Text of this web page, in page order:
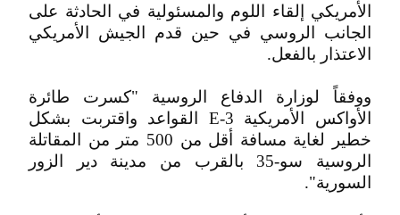
الأمريكي إلقاء اللوم والمسئولية في الحادثة على
الجانب الروسي في حين قدم الجيش الأمريكي
الاعتذار بالفعل.
ووفقاً لوزارة الدفاع الروسية "كسرت طائرة
الأواكس الأمريكية E-3 القواعد واقتربت بشكل
خطير لغاية مسافة أقل من 500 متر من المقاتلة
الروسية سو-35 بالقرب من مدينة دير الزور
السورية".